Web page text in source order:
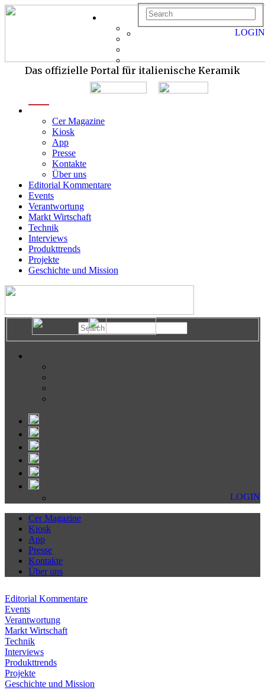
Das offizielle Portal für italienische Keramik
Cer Magazine
Kiosk
App
Presse
Kontakte
Über uns
Editorial Kommentare
Events
Verantwortung
Markt Wirtschaft
Technik
Interviews
Produkttrends
Projekte
Geschichte und Mission
LOGIN
LOGIN
Cer Magazine
Kiosk
App
Presse
Kontakte
Über uns
Editorial Kommentare
Events
Verantwortung
Markt Wirtschaft
Technik
Interviews
Produkttrends
Projekte
Geschichte und Mission